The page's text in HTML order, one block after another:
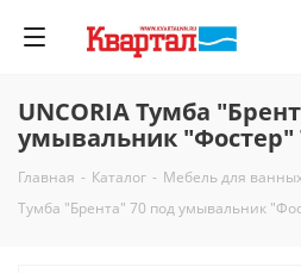
UNCORIA Тумба
умывальник "Фостер"
Главная - Каталог - Мебель для
Тумба "Брента" 70 под умывальник